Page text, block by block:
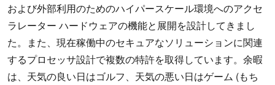
および外部利用のためのハイパースケール環境へのアクセ
ラレーター ハードウェアの機能と展開を設計してきまし
た。また、現在稼働中のセキュアなソリューションに関連
するプロセッサ設計で複数の特許を取得しています。余暇
は、天気の良い日はゴルフ、天気の悪い日はゲーム (もち